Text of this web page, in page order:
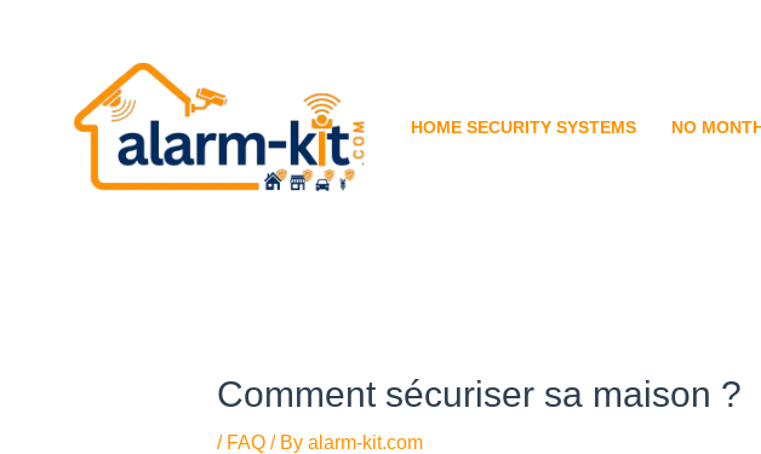
HOME SECURITY SYSTEMS NO
Comment sécuriser sa maison ?
/ FAQ/ By alarm-kit.com